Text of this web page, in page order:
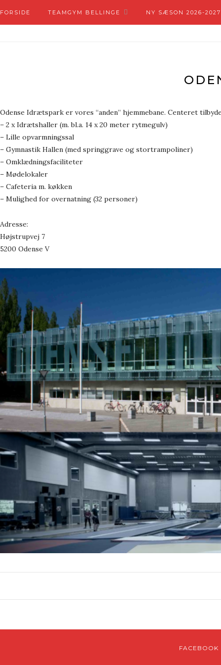
FORSIDE TEAMGYM BELLINGE NY SÆSON 2026-2027
Odense Idrætspark er vores “anden” hjemmebane. Centeret
– 2 x Idrætshaller (m. bl.a. 14 x 20 meter rytmegulv)
– Lille opvarmningssal
– Gymnastik Hallen (med springgrave og stortrampoliner)
– Omklædningsfaciliteter
– Mødelokaler
– Cafeteria m. køkken
– Mulighed for overnatning (32 personer)
Adresse:
Højstrupvej 7
5200 Odense V
FACEBOOK